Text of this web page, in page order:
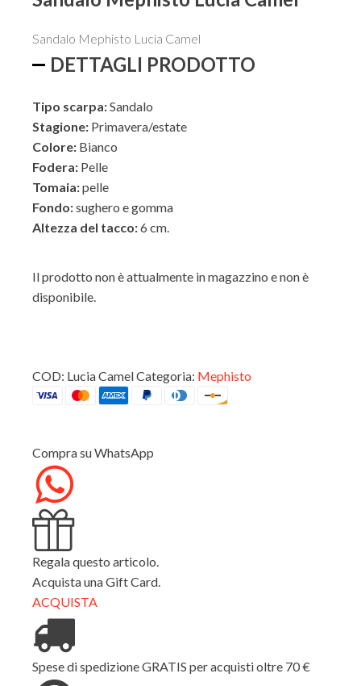
Sandalo Mephisto Lucia Camel
ESTERNO
INTERNO
DETTAGLI PRODOTTO
Tipo scarpa:Sandalo
Stagione: Primavera/estate
Colore: Bianco
Fodera: Pelle
Tomaia:pelle
Fondo:sughero e gomma
Altezza del tacco:6 cm.
Il prodotto non è attualmente in magazzino e non è
disponibile.
COD: Lucia CamelCategoria: Mephisto
Compra su WhatsApp
Regala questo articolo.
Acquista una Gift Card.
ACQUISTA
Spese di spedizione GRATIS per acquisti oltre 70 €